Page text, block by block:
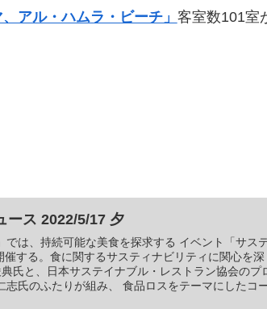
アル・ハムラ・ビーチ」 客室数101室
ース 2022/5/17 夕
では、持続可能な美食を探求する イベント「サス
催する。食に関するサスティナビリティに関心を
氏と、日本サステイナブル・レストラン協会のプ
志氏のふたりが組み、 食品ロスをテーマにしたコ